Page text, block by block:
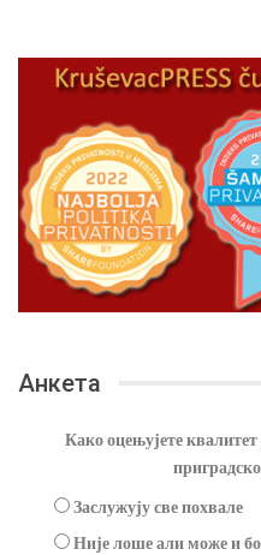
Анкета
Како оцењујете
Заслужују све похвале
Није лоше али може и